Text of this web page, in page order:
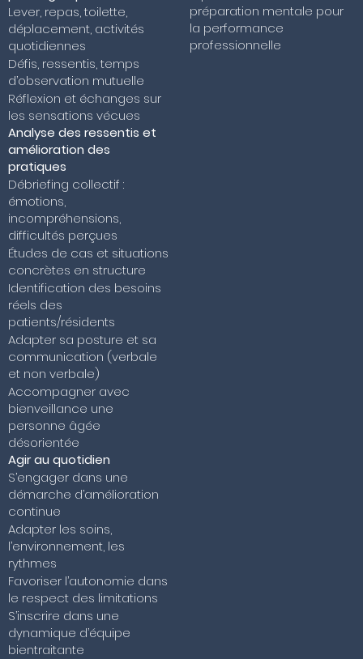
Lever, repas, toilette,
déplacement, activités
quotidiennes
Défis, ressentis, temps
d’observation mutuelle
Réflexion et échanges sur
les sensations vécues
Analyse des ressentis et
amélioration des
pratiques
Débriefing collectif :
émotions,
incompréhensions,
difficultés perçues
Études de cas et situations
concrètes en structure
Identification des besoins
réels des
patients/résidents
Adapter sa posture et sa
communication (verbale
et non verbale)
Accompagner avec
bienveillance une
personne âgée
désorientée
Agir au quotidien
S’engager dans une
démarche d’amélioration
continue
Adapter les soins,
l’environnement, les
rythmes
Favoriser l’autonomie dans
le respect des limitations
S’inscrire dans une
dynamique d’équipe
bientraitante
préparation mentale pour
la performance
professionnelle